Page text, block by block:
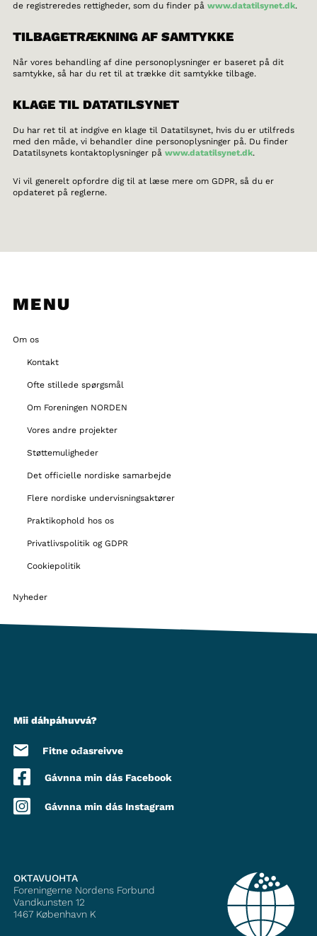
MENU
Om os
Kontakt
Ofte stillede spørgsmål
Om Foreningen NORDEN
Vores andre projekter
Støttemuligheder
Det officielle nordiske samarbejde
Flere nordiske undervisningsaktører
Praktikophold hos os
Privatlivspolitik og GDPR
Cookiepolitik
Nyheder
de registreredes rettigheder, som du finder på www.datatilsynet.dk.
TILBAGETRÆKNING AF SAMTYKKE
Når vores behandling af dine personoplysninger er baseret på dit
samtykke, så har du ret til at trække dit samtykke tilbage.
KLAGE TIL DATATILSYNET
Du har ret til at indgive en klage til Datatilsynet, hvis du er utilfreds
med den måde, vi behandler dine personoplysninger på. Du finder
Datatilsynets kontaktoplysninger på www.datatilsynet.dk.
Vi vil generelt opfordre dig til at læse mere om GDPR, så du er
opdateret på reglerne.
Mii dáhpáhuvvá?
Fitne ođasreivve
Gávnna min dás Facebook
Gávnna min dás Instagram
OKTAVUOHTA
Foreningerne Nordens Forbund
Vandkunsten 12
1467 København K